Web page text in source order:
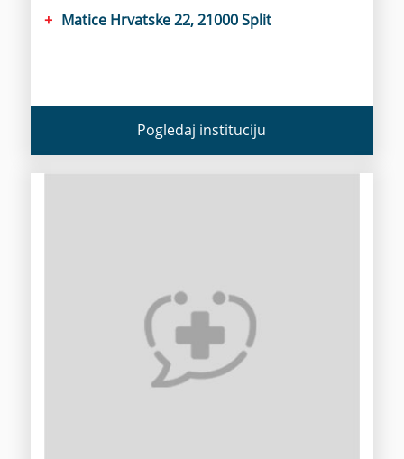
Matice Hrvatske 22, 21000 Split
Pogledaj instituciju